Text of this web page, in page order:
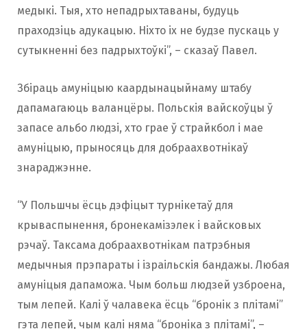
медыкі. Тыя, хто непадрыхтаваны, будуць
праходзіць адукацыю. Ніхто іх не будзе пускаць у
сутыкненні без падрыхтоўкі”, – сказаў Павел.
Збіраць амуніцыю каардынацыйнаму штабу
дапамагаюць валанцёры. Польскія вайскоўцы ў
запасе альбо людзі, хто грае ў страйкбол і мае
амуніцыю, прыносяць для добраахвотнікаў
знараджэнне.
“У Польшчы ёсць дэфіцыт турнікетаў для
крываспынення, бронекамізэлек і вайсковых
рэчаў. Таксама добраахвотнікам патрэбныя
медычныя прэпараты і ізраільскія бандажы. Любая
амуніцыя дапаможа. Чым больш людзей узброена,
тым лепей. Калі ў чалавека ёсць “бронік з плітамі”
гэта лепей, чым калі няма “броніка з плітамі”, –